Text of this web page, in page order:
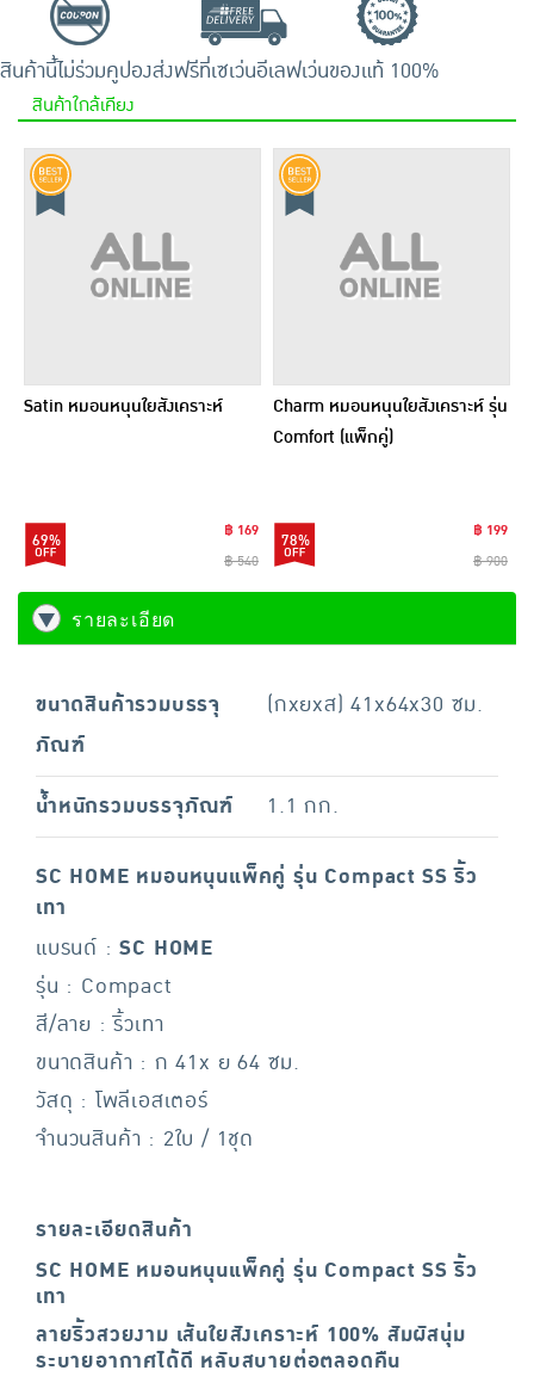
สินค้านี้ไม่ร่วมคูปองส่งฟรีที่เซเว่นอีเลฟเว่นของแท้ 100%
สินค้าใกล้เคียง
Satin หมอนหนุนใยสังเคราะห์
69%
฿ 169
฿ 540
Charm หมอนหนุนใยสังเคราะห์ รุ่น
Comfort (แพ็กคู่)
78%
฿ 199
฿ 900
รายละเอียด
ขนาดสินค้ารวมบรรจุ
ภัณฑ์
(กxยxส) 41x64x30 ซม.
น้ำหนักรวมบรรจุภัณฑ์ 1.1 กก.
SC HOME หมอนหนุนแพ็คคู่ รุ่น Compact SS ริ้ว
เทา
แบรนด์ :SC HOME
รุ่น : Compact
สี/ลาย : ริ้วเทา
ขนาดสินค้า : ก 41x ย 64 ซม.
วัสดุ : โพลีเอสเตอร์
จำนวนสินค้า : 2ใบ / 1ชุด
รายละเอียดสินค้า
SC HOME หมอนหนุนแพ็คคู่ รุ่น Compact SS ริ้ว
เทา
ลายริ้วสวยงาม เส้นใยสังเคราะห์ 100% สัมผัสนุ่ม
ระบายอากาศได้ดี หลับสบายต่อตลอดคืน